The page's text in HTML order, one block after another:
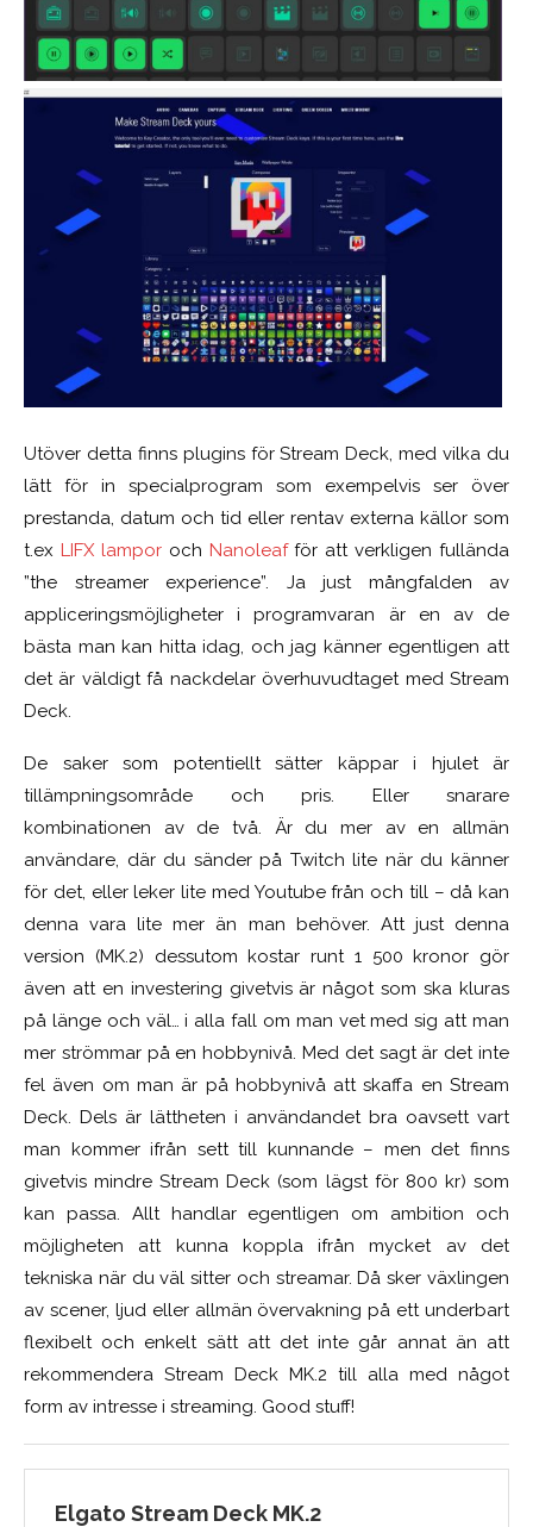
Utöver detta finns plugins för Stream Deck, med vilka du
lätt för in specialprogram som exempelvis ser över
prestanda, datum och tid eller rentav externa källor som
t.ex LIFX lamporoch Nanoleafför att verkligen fullända
”the streamer experience”. Ja just mångfalden av
appliceringsmöjligheter i programvaran är en av de
bästa man kan hitta idag, och jag känner egentligen att
det är väldigt få nackdelar överhuvudtaget med Stream
Deck.
De saker som potentiellt sätter käppar i hjulet är
tillämpningsområde och pris. Eller snarare
kombinationen av de två. Är du mer av en allmän
användare, där du sänder på Twitch lite när du känner
för det, eller leker lite med Youtube från och till – då kan
denna vara lite mer än man behöver. Att just denna
version (MK.2) dessutom kostar runt 1 500 kronor gör
även att en investering givetvis är något som ska kluras
på länge och väl… i alla fall om man vet med sig att man
mer strömmar på en hobbynivå. Med det sagt är det inte
fel även om man är på hobbynivå att skaffa en Stream
Deck. Dels är lättheten i användandet bra oavsett vart
man kommer ifrån sett till kunnande – men det finns
givetvis mindre Stream Deck (som lägst för 800 kr) som
kan passa. Allt handlar egentligen om ambition och
möjligheten att kunna koppla ifrån mycket av det
tekniska när du väl sitter och streamar. Då sker växlingen
av scener, ljud eller allmän övervakning på ett underbart
flexibelt och enkelt sätt att det inte går annat än att
rekommendera Stream Deck MK.2 till alla med något
form av intresse i streaming. Good stuff!
Elgato Stream Deck MK.2